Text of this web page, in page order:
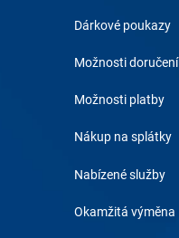
Dárkové poukazy
Možnosti doručení
Možnosti platby
Nákup na splátky
Nabízené služby
Okamžitá výměna